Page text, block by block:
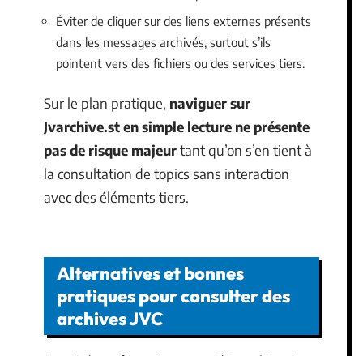
Éviter de cliquer sur des liens externes présents
dans les messages archivés, surtout s’ils
pointent vers des fichiers ou des services tiers.
Sur le plan pratique, naviguer sur
Jvarchive.st en simple lecture ne présente
pas de risque majeurtant qu’on s’en tient à
la consultation de topics sans interaction
avec des éléments tiers.
Alternatives et bonnes
pratiques pour consulter des
archives JVC